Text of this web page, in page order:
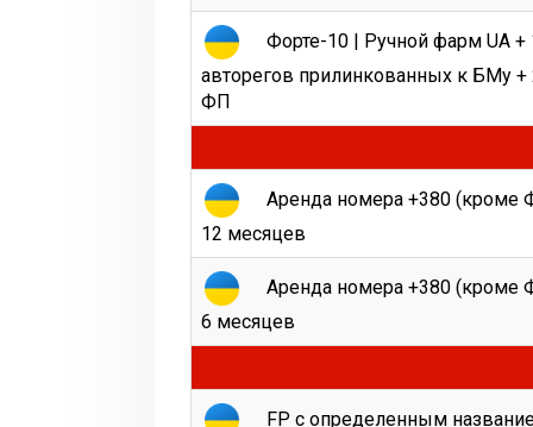
Форте-10 | Ручной фарм UA +
авторегов прилинкованных к БМу +
ФП
Аренда номера +380 (кроме
12 месяцев
Аренда номера +380 (кроме
6 месяцев
FP с определенным